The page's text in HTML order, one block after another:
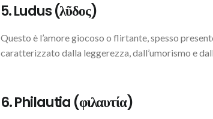
5. Ludus (λῦδος)
Questo è l’amore giocoso o flirtante, spesso
caratterizzato dalla leggerezza, dall’umorismo e
6. Philautia (φιλαυτία)